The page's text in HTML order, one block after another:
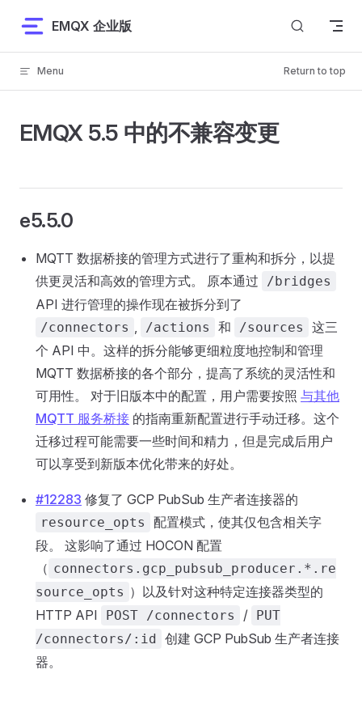
Skip to content
EMQX 企业版
Menu Return to top
EMQX 5.5 中的不兼容变更
e5.5.0
MQTT 数据桥接的管理方式进行了重构和拆分，以提
供更灵活和高效的管理方式。 原本通过
/bridges
API 进行管理的操作现在被拆分到了
/connectors , /actions 和 /sources
这三
个 API 中。这样的拆分能够更细粒度地控制和管理
MQTT 数据桥接的各个部分，提高了系统的灵活性和
可用性。 对于旧版本中的配置，用户需要按照 与其他
MQTT 服务桥接 的指南重新配置进行手动迁移。这个
迁移过程可能需要一些时间和精力，但是完成后用户
可以享受到新版本优化带来的好处。
#12283 修复了 GCP PubSub 生产者连接器的
resource_opts
配置模式，使其仅包含相关字
段。 这影响了通过 HOCON 配置
（ connectors.gcp_pubsub_producer.*.re
source_opts ）以及针对这种特定连接器类型的
HTTP API
POST /connectors / PUT
/connectors/:id 创建 GCP PubSub 生产者连接
器。